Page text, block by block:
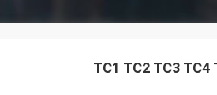
TC1 TC2 TC3